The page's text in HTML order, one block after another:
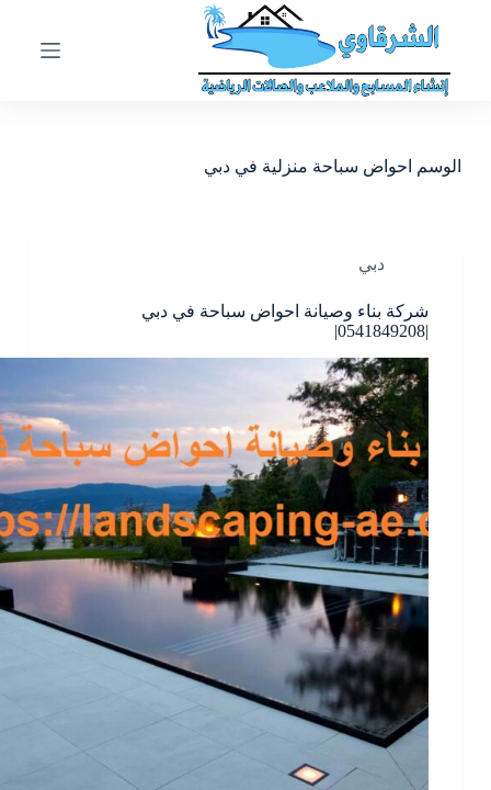
ى
الوسم احواض سباحة منزلية في دبي
دبي
شركة بناء وصيانة احواض سباحة في دبي
|0541849208|